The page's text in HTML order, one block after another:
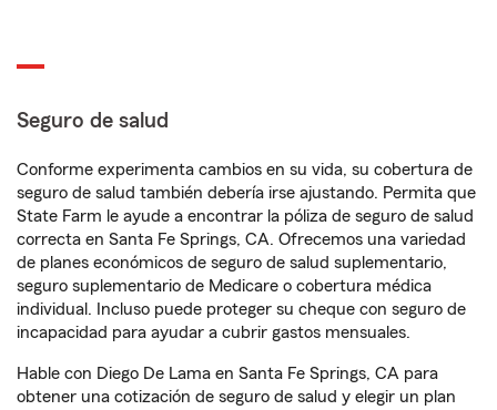
Seguro de salud
Conforme experimenta cambios en su vida, su cobertura de
seguro de salud también debería irse ajustando. Permita que
State Farm le ayude a encontrar la póliza de seguro de salud
correcta en Santa Fe Springs, CA. Ofrecemos una variedad
de planes económicos de seguro de salud suplementario,
seguro suplementario de Medicare o cobertura médica
individual. Incluso puede proteger su cheque con seguro de
incapacidad para ayudar a cubrir gastos mensuales.
Hable con Diego De Lama en Santa Fe Springs, CA para
obtener una cotización de seguro de salud y elegir un plan